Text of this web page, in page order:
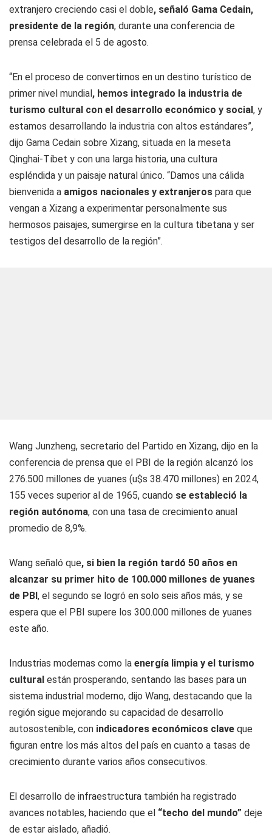
extranjero creciendo casi el doble, señaló Gama Cedain,
presidente de la región, durante una conferencia de
prensa celebrada el 5 de agosto.
“En el proceso de convertirnos en un destino turístico de
primer nivel mundial, hemos integrado la industria de
turismo cultural con el desarrollo económico y social, y
estamos desarrollando la industria con altos estándares”,
dijo Gama Cedain sobre Xizang, situada en la meseta
Qinghai-Tíbet y con una larga historia, una cultura
espléndida y un paisaje natural único. “Damos una cálida
bienvenida a amigos nacionales y extranjeros para que
vengan a Xizang a experimentar personalmente sus
hermosos paisajes, sumergirse en la cultura tibetana y ser
testigos del desarrollo de la región”.
Wang Junzheng, secretario del Partido en Xizang, dijo en la
conferencia de prensa que el PBI de la región alcanzó los
276.500 millones de yuanes (u$s 38.470 millones) en 2024,
155 veces superior al de 1965, cuando se estableció la
región autónoma, con una tasa de crecimiento anual
promedio de 8,9%.
Wang señaló que, si bien la región tardó 50 años en
alcanzar su primer hito de 100.000 millones de yuanes
de PBI, el segundo se logró en solo seis años más, y se
espera que el PBI supere los 300.000 millones de yuanes
este año.
Industrias modernas como la energía limpia y el turismo
cultural están prosperando, sentando las bases para un
sistema industrial moderno, dijo Wang, destacando que la
región sigue mejorando su capacidad de desarrollo
autosostenible, con indicadores económicos clave que
figuran entre los más altos del país en cuanto a tasas de
crecimiento durante varios años consecutivos.
El desarrollo de infraestructura también ha registrado
avances notables, haciendo que el “techo del mundo” deje
de estar aislado, añadió.